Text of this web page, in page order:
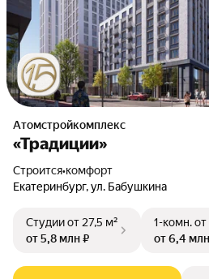
Атомстройкомплекс
«Традиции»
Строится•комфорт
Екатеринбург, ул. Бабушкина
Студииот 27,5 м²
от 5,8 млн ₽
1-комн.от
от 6,4